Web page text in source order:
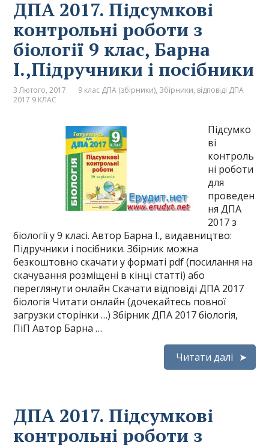
ДПА 2017. Підсумкові
контрольні роботи з
біології 9 клас, Барна
І.,Підручники і посібники
3 Лютого, 2017 9 клас ДПА (збірники), Збірники, відповіді ДПА
2017 9 КЛАС
Підсумко
ві
контроль
ні роботи
для
проведен
ня ДПА
2017 з
біології у 9 класі. Автор Барна І., видавництво:
Підручники і посібники. Збірник можна
безкоштовно скачати у форматі pdf (посилання на
скачування розміщені в кінці статті) або
переглянути онлайн Скачати відповіді ДПА 2017
біологія Читати онлайн (дочекайтесь повної
загрузки сторінки …) Збірник ДПА 2017 біологія,
ПіП Автор Барна …
Читати далі
ДПА 2017. Підсумкові
контрольні роботи з